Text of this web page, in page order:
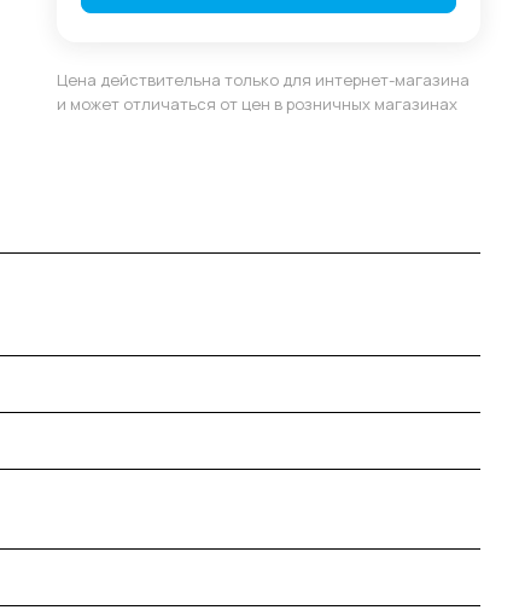
Цена действительна только для интернет-магазина
и может отличаться от цен в розничных магазинах